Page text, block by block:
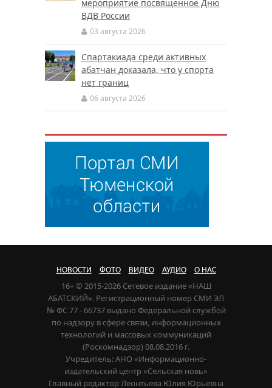
мероприятие посвящённое Дню
ВДВ России
03 августа 2026
Спартакиада среди активных
абатчан доказала, что у спорта
нет границ
06 августа 2026
НОВОСТИ ФОТО ВИДЕО АУДИО О НАС
16+ © 2015-2026 Сетевое издание «НАШ
АБАТСКИЙ». Регистрационный номер СМИ ЭЛ
№ ФС 77 - 66737 выдано Федеральной службой
по надзору в сфере связи, информационных
технологий и массовых коммуникаций
(Роскомнадзор) 08.08.2016 г.
Учредитель: АНО «Информационно-
издательский центр «Сельская новь»
Главный редактор Леонтьева Юлия Юрьевна